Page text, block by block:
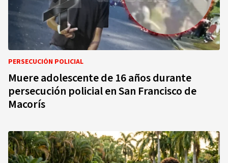
PERSECUCIÓN POLICIAL
Muere adolescente de 16 años durante
persecución policial en San Francisco de
Macorís